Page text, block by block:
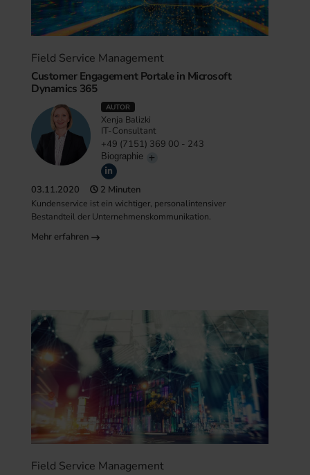
Field Service Management
Customer Engagement Portale in Microsoft
Dynamics 365
AUTOR
Xenja Balizki
IT-Consultant
+49 (7151) 369 00 - 243
Biographie
03.11.2020 2 Minuten
Kundenservice ist ein wichtiger, personalintensiver
Bestandteil der Unternehmenskommunikation.
Mehr erfahren
Field Service Management